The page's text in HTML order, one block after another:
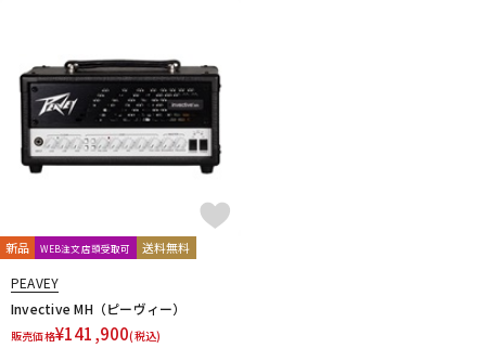
新品 WEB注文店頭受取可 送料無料
PEAVEY
Invective MH（ピーヴィー）
販売価格¥141,900(税込)